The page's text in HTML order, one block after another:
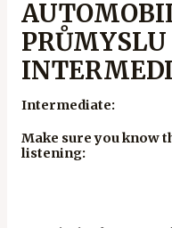
Intermediate:
Make sure you know
listening: